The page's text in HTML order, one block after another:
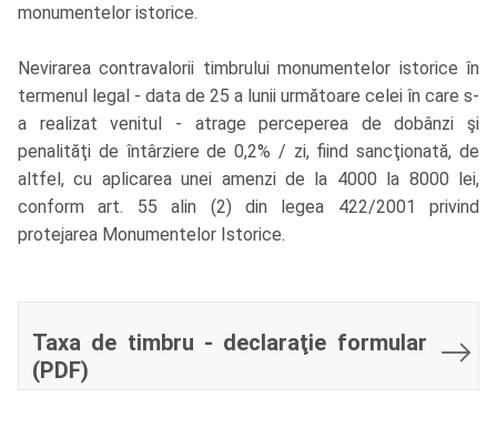
monumentelor istorice.
Nevirarea contravalorii timbrului monumentelor istorice în
termenul legal - data de 25 a lunii următoare celei în care s-
a realizat venitul - atrage perceperea de dobânzi şi
penalităţi de întârziere de 0,2% / zi, fiind sancţionată, de
altfel, cu aplicarea unei amenzi de la 4000 la 8000 lei,
conform art. 55 alin (2) din legea 422/2001 privind
protejarea Monumentelor Istorice.
Taxa de timbru - declaraţie formular
(PDF)